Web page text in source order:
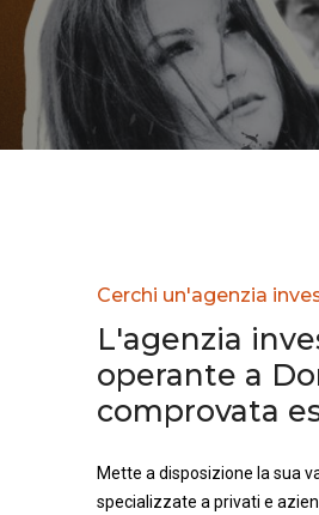
Cerchi un'agenzia
L'agenzia
operante a
comprovata
Mette a disposizione la sua
specializzate a privati e